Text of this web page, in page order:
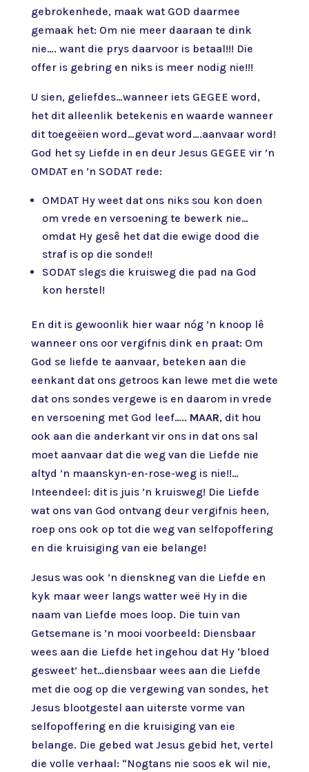
gebrokenhede, maak wat GOD daarmee
gemaak het: Om nie meer daaraan te dink
nie…. want die prys daarvoor is betaal!!! Die
offer is gebring en niks is meer nodig nie!!!
U sien, geliefdes…wanneer iets GEGEE word,
het dit alleenlik betekenis en waarde wanneer
dit toegeëien word…gevat word….aanvaar word!
God het sy Liefde in en deur Jesus GEGEE vir ’n
OMDAT en ’n SODAT rede:
OMDAT Hy weet dat ons niks sou kon doen
om vrede en versoening te bewerk nie…
omdat Hy gesê het dat die ewige dood die
straf is op die sonde!!
SODAT slegs die kruisweg die pad na God
kon herstel!
En dit is gewoonlik hier waar nóg ’n knoop lê
wanneer ons oor vergifnis dink en praat: Om
God se liefde te aanvaar, beteken aan die
eenkant dat ons getroos kan lewe met die wete
dat ons sondes vergewe is en daarom in vrede
en versoening met God leef….. MAAR, dit hou
ook aan die anderkant vir ons in dat ons sal
moet aanvaar dat die weg van die Liefde nie
altyd ’n maanskyn-en-rose-weg is nie!!…
Inteendeel: dit is juis ’n kruisweg! Die Liefde
wat ons van God ontvang deur vergifnis heen,
roep ons ook op tot die weg van selfopoffering
en die kruisiging van eie belange!
Jesus was ook ’n dienskneg van die Liefde en
kyk maar weer langs watter weë Hy in die
naam van Liefde moes loop. Die tuin van
Getsemane is ’n mooi voorbeeld: Diensbaar
wees aan die Liefde het ingehou dat Hy ‘bloed
gesweet’ het…diensbaar wees aan die Liefde
met die oog op die vergewing van sondes, het
Jesus blootgestel aan uiterste vorme van
selfopoffering en die kruisiging van eie
belange. Die gebed wat Jesus gebid het, vertel
die volle verhaal: “Nogtans nie soos ek wil nie,